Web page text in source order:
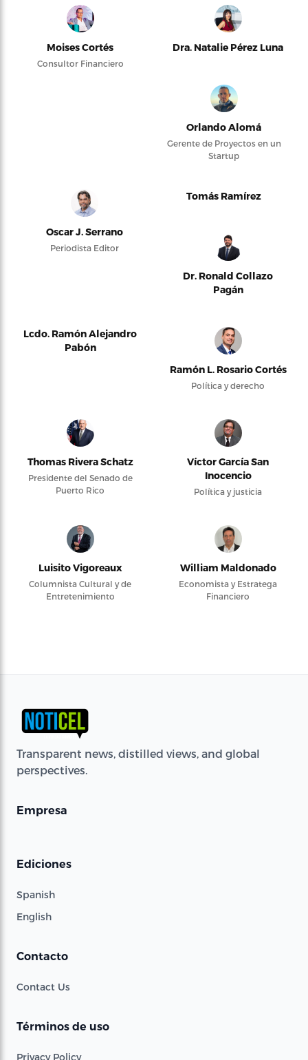
Moises Cortés
Consultor Financiero
Dra. Natalie Pérez Luna
Orlando Alomá
Gerente de Proyectos en un
Startup
Oscar J. Serrano
Periodista Editor
Tomás Ramírez
Dr. Ronald Collazo
Pagán
Lcdo. Ramón Alejandro
Pabón
Ramón L. Rosario Cortés
Política y derecho
Thomas Rivera Schatz
Presidente del Senado de
Puerto Rico
Víctor García San
Inocencio
Política y justicia
Luisito Vigoreaux
Columnista Cultural y de
Entretenimiento
William Maldonado
Economista y Estratega
Financiero
Transparent news, distilled views, and global
perspectives.
Empresa
Ediciones
Spanish
English
Contacto
Contact Us
Términos de uso
Privacy Policy